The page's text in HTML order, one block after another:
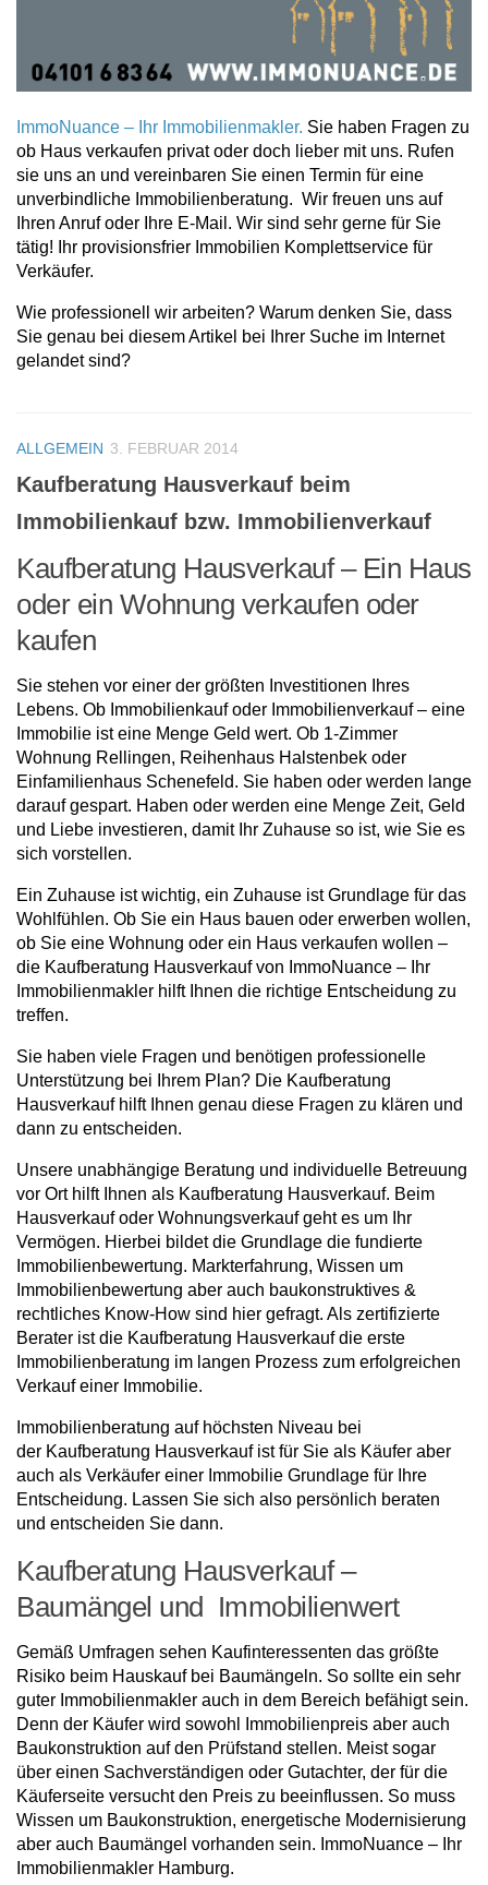
ImmoNuance – Ihr Immobilienmakler. Sie haben Fragen zu
ob Haus verkaufen privat oder doch lieber mit uns. Rufen
sie uns an und vereinbaren Sie einen Termin für eine
unverbindliche Immobilienberatung. Wir freuen uns auf
Ihren Anruf oder Ihre E-Mail. Wir sind sehr gerne für Sie
tätig! Ihr provisionsfrier Immobilien Komplettservice für
Verkäufer.
Wie professionell wir arbeiten? Warum denken Sie, dass
Sie genau bei diesem Artikel bei Ihrer Suche im Internet
gelandet sind?
ALLGEMEIN 3. FEBRUAR 2014
Kaufberatung Hausverkauf beim
Immobilienkauf bzw. Immobilienverkauf
Kaufberatung Hausverkauf – Ein Haus
oder ein Wohnung verkaufen oder
kaufen
Sie stehen vor einer der größten Investitionen Ihres
Lebens. Ob Immobilienkauf oder Immobilienverkauf – eine
Immobilie ist eine Menge Geld wert. Ob 1-Zimmer
Wohnung Rellingen, Reihenhaus Halstenbek oder
Einfamilienhaus Schenefeld. Sie haben oder werden lange
darauf gespart. Haben oder werden eine Menge Zeit, Geld
und Liebe investieren, damit Ihr Zuhause so ist, wie Sie es
sich vorstellen.
Ein Zuhause ist wichtig, ein Zuhause ist Grundlage für das
Wohlfühlen. Ob Sie ein Haus bauen oder erwerben wollen,
ob Sie eine Wohnung oder ein Haus verkaufen wollen –
die Kaufberatung Hausverkauf von ImmoNuance – Ihr
Immobilienmakler hilft Ihnen die richtige Entscheidung zu
treffen.
Sie haben viele Fragen und benötigen professionelle
Unterstützung bei Ihrem Plan? Die Kaufberatung
Hausverkauf hilft Ihnen genau diese Fragen zu klären und
dann zu entscheiden.
Unsere unabhängige Beratung und individuelle Betreuung
vor Ort hilft Ihnen als Kaufberatung Hausverkauf. Beim
Hausverkauf oder Wohnungsverkauf geht es um Ihr
Vermögen. Hierbei bildet die Grundlage die fundierte
Immobilienbewertung. Markterfahrung, Wissen um
Immobilienbewertung aber auch baukonstruktives &
rechtliches Know-How sind hier gefragt. Als zertifizierte
Berater ist die Kaufberatung Hausverkauf die erste
Immobilienberatung im langen Prozess zum erfolgreichen
Verkauf einer Immobilie.
Immobilienberatung auf höchsten Niveau bei
der Kaufberatung Hausverkauf ist für Sie als Käufer aber
auch als Verkäufer einer Immobilie Grundlage für Ihre
Entscheidung. Lassen Sie sich also persönlich beraten
und entscheiden Sie dann.
Kaufberatung Hausverkauf –
Baumängel und Immobilienwert
Gemäß Umfragen sehen Kaufinteressenten das größte
Risiko beim Hauskauf bei Baumängeln. So sollte ein sehr
guter Immobilienmakler auch in dem Bereich befähigt sein.
Denn der Käufer wird sowohl Immobilienpreis aber auch
Baukonstruktion auf den Prüfstand stellen. Meist sogar
über einen Sachverständigen oder Gutachter, der für die
Käuferseite versucht den Preis zu beeinflussen. So muss
Wissen um Baukonstruktion, energetische Modernisierung
aber auch Baumängel vorhanden sein. ImmoNuance – Ihr
Immobilienmakler Hamburg.